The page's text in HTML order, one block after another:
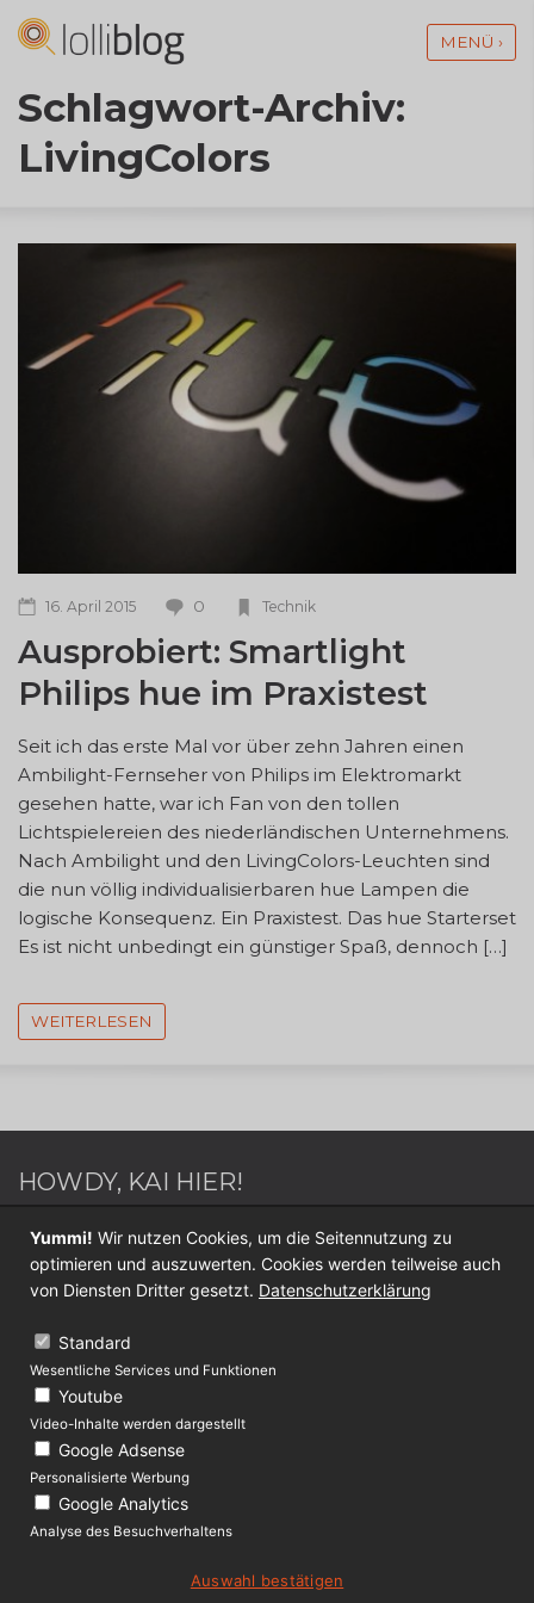
MENÜ ›
Schlagwort-Archiv:
LivingColors
16. April 2015 0 Technik
Ausprobiert: Smartlight
Philips hue im Praxistest
Seit ich das erste Mal vor über zehn Jahren einen
Ambilight-Fernseher von Philips im Elektromarkt
gesehen hatte, war ich Fan von den tollen
Lichtspielereien des niederländischen Unternehmens.
Nach Ambilight und den LivingColors-Leuchten sind
die nun völlig individualisierbaren hue Lampen die
logische Konsequenz. Ein Praxistest. Das hue Starterset
Es ist nicht unbedingt ein günstiger Spaß, dennoch […]
WEITERLESEN
HOWDY, KAI HIER!
Webdesigner / Webentwickler - Blogger - Switch
Sportler - Internet Nerd - Medien Junkie -
Werderaner - Papa.
Folge mir jetzt auf
KONTAKT
Über Lolliblog
Datenschutz
Impressum
(c) 2009 - 2019 lolliblog.de
Yummi! Wir nutzen Cookies, um die Seitennutzung zu
optimieren und auszuwerten. Cookies werden teilweise auch
von Diensten Dritter gesetzt. Datenschutzerklärung
Standard
Wesentliche Services und Funktionen
Youtube
Video-Inhalte werden dargestellt
Google Adsense
Personalisierte Werbung
Google Analytics
Analyse des Besuchverhaltens
Auswahl bestätigen